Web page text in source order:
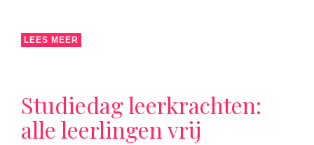
LEES MEER
Studiedag leerkrachten:
alle leerlingen vrij